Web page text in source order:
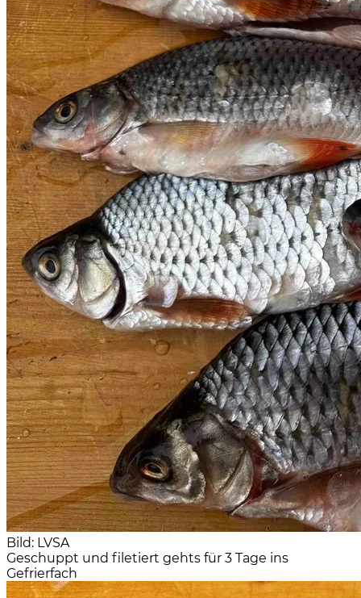
Bild: LVSA
Geschuppt und filetiert gehts für 3 Tage ins
Gefrierfach